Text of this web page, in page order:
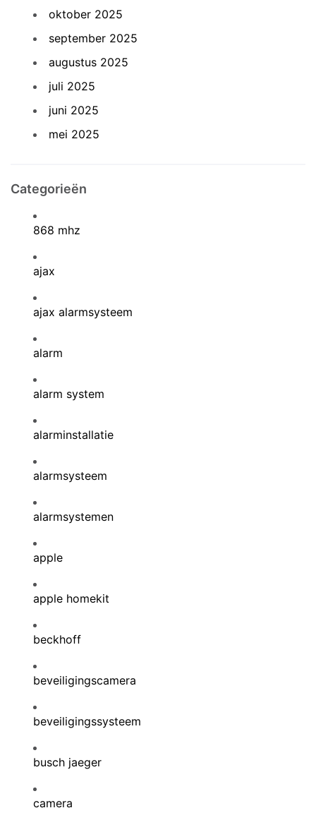
oktober 2025
september 2025
augustus 2025
juli 2025
juni 2025
mei 2025
Categorieën
868 mhz
ajax
ajax alarmsysteem
alarm
alarm system
alarminstallatie
alarmsysteem
alarmsystemen
apple
apple homekit
beckhoff
beveiligingscamera
beveiligingssysteem
busch jaeger
camera